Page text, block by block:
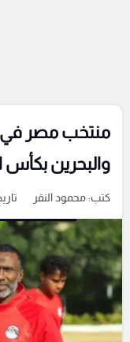
منتخب مصر في
والبحرين بكأس
كتب:محمود النقر تاريخ